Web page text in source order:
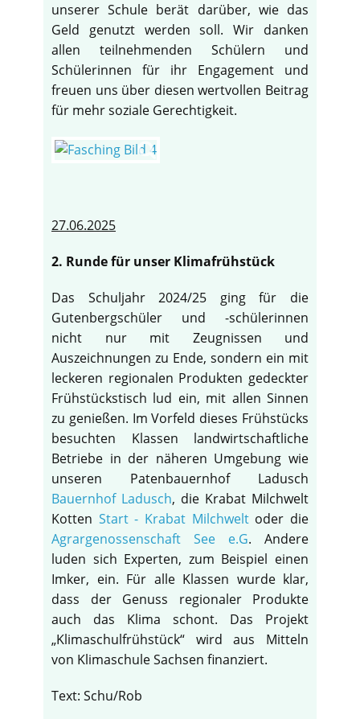
unserer Schule berät darüber, wie das
Geld genutzt werden soll. Wir danken
allen teilnehmenden Schülern und
Schülerinnen für ihr Engagement und
freuen uns über diesen wertvollen Beitrag
für mehr soziale Gerechtigkeit.
27.06.2025
2. Runde für unser Klimafrühstück
Das Schuljahr 2024/25 ging für die
Gutenbergschüler und -schülerinnen
nicht nur mit Zeugnissen und
Auszeichnungen zu Ende, sondern ein mit
leckeren regionalen Produkten gedeckter
Frühstückstisch lud ein, mit allen Sinnen
zu genießen. Im Vorfeld dieses Frühstücks
besuchten Klassen landwirtschaftliche
Betriebe in der näheren Umgebung wie
unseren Patenbauernhof Ladusch
Bauernhof Ladusch, die Krabat Milchwelt
Kotten Start - Krabat Milchweltoder die
Agrargenossenschaft See e.G. Andere
luden sich Experten, zum Beispiel einen
Imker, ein. Für alle Klassen wurde klar,
dass der Genuss regionaler Produkte
auch das Klima schont. Das Projekt
„Klimaschulfrühstück“ wird aus Mitteln
von Klimaschule Sachsen finanziert.
Text: Schu/Rob